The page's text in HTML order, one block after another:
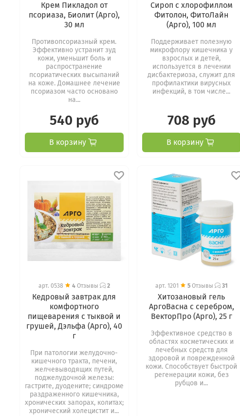
Крем Пикладол от
псориаза, Биолит (Арго),
30 мл
Противопсориазный крем.
Эффективно устранит зуд
кожи, уменьшит боль и
распространение
псориатических высыпаний
на коже. Домашнее лечение
псориазом часто основано
на...
540 руб
В корзину
Сироп с хлорофиллом
Фитолон, ФитоЛайн
(Арго), 100 мл
Поддерживает полезную
микрофлору кишечника у
взрослых и детей,
используется в лечении
дисбактериоза, служит для
профилактики вирусных
инфекций, в том числе...
708 руб
В корзину
арт. 0538 4Отзывы 2
Кедровый завтрак для
комфортного
пищеварения с тыквой и
грушей, Дэльфа (Арго), 40
г
При патологии желудочно-
кишечного тракта, печени,
желчевыводящих путей,
поджелудочной железы:
гастрите, дуодените; синдроме
раздраженного кишечника,
хронических запорах, колитах;
хронический холецистит и...
арт. 1201 5Отзывы 31
Хитозановый гель
АргоВасна с серебром,
ВекторПро (Арго), 25 г
Эффективное средство в
областях косметических и
лечебных средств для
здоровой и поврежденной
кожи. Способствует быстрой
регенерации кожи, без
рубцов и...